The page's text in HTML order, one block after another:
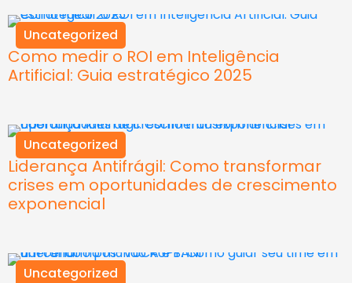
Uncategorized
Como medir o ROI em Inteligência
Artificial: Guia estratégico 2025
Uncategorized
Liderança Antifrágil: Como transformar
crises em oportunidades de crescimento
exponencial
Uncategorized